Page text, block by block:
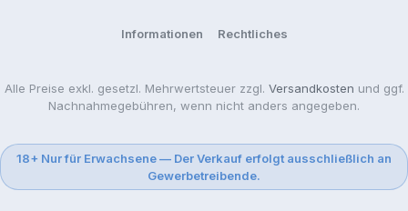
Informationen Rechtliches
Alle Preise exkl. gesetzl. Mehrwertsteuer zzgl. Versandkosten und ggf.
Nachnahmegebühren, wenn nicht anders angegeben.
18+ Nur für Erwachsene — Der Verkauf erfolgt ausschließlich an
Gewerbetreibende.